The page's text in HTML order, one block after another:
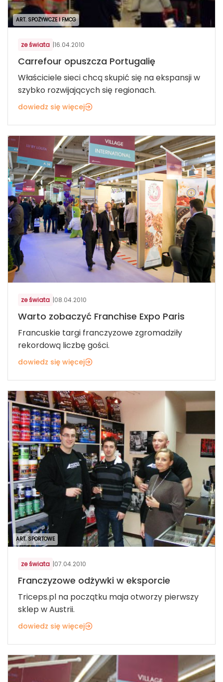
ART. SPOŻYWCZE I FMCG
ze świata |16.04.2010
Carrefour opuszcza Portugalię
Właściciele sieci chcą skupić się na ekspansji w
szybko rozwijających się regionach.
dowiedz się więcej
ze świata |08.04.2010
Warto zobaczyć Franchise Expo Paris
Francuskie targi franczyzowe zgromadziły
rekordową liczbę gości.
dowiedz się więcej
ART. SPORTOWE
ze świata |07.04.2010
Franczyzowe odżywki w eksporcie
Triceps.pl na początku maja otworzy pierwszy
sklep w Austrii.
dowiedz się więcej